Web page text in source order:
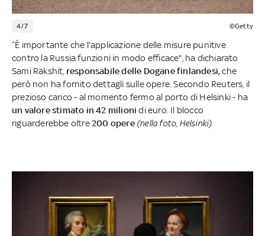
4/7 ©Getty
“È importante che l'applicazione delle misure punitive
contro la Russia funzioni in modo efficace", ha dichiarato
Sami Rakshit, responsabile delle Dogane finlandesi,che
però non ha fornito dettagli sulle opere. Secondo Reuters, il
prezioso carico - al momento fermo al porto di Helsinki - ha
un valore stimato in 42 milionidi euro. Il blocco
riguarderebbe oltre200 opere (nella foto, Helsinki)